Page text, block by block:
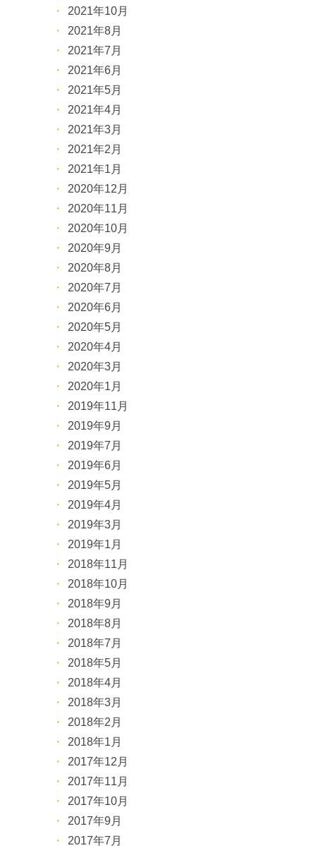
2021年10月
2021年8月
2021年7月
2021年6月
2021年5月
2021年4月
2021年3月
2021年2月
2021年1月
2020年12月
2020年11月
2020年10月
2020年9月
2020年8月
2020年7月
2020年6月
2020年5月
2020年4月
2020年3月
2020年1月
2019年11月
2019年9月
2019年7月
2019年6月
2019年5月
2019年4月
2019年3月
2019年1月
2018年11月
2018年10月
2018年9月
2018年8月
2018年7月
2018年5月
2018年4月
2018年3月
2018年2月
2018年1月
2017年12月
2017年11月
2017年10月
2017年9月
2017年7月